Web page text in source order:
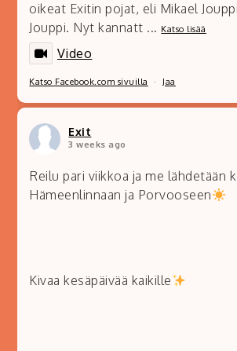
oikeat Exitin pojat, eli Mikael
Jouppi. Nyt kannatt ... Katso lisää
Video
Katso Facebook.com sivuilla · Jaa
Exit
3 weeks ago
Reilu pari viikkoa ja me lähdetään
Hämeenlinnaan ja Porvooseen
Kivaa kesäpäivää kaikille